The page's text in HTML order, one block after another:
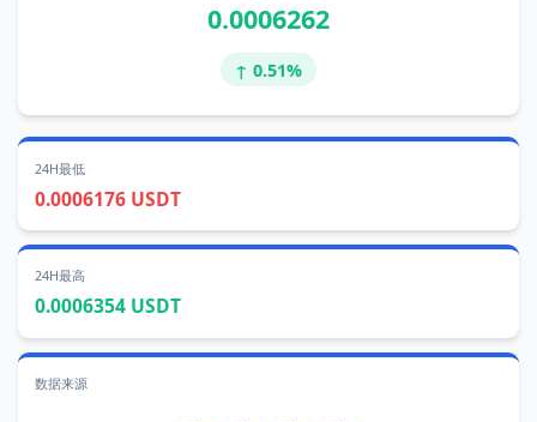
0.0006262
↑ 0.51%
24H最低
0.0006176 USDT
24H最高
0.0006354 USDT
数据来源